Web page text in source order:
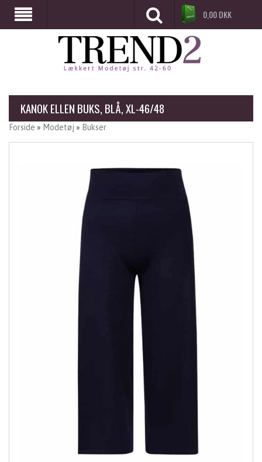
0,00DKK
KANOK ELLEN BUKS, BLÅ, XL-46/48
Forside » Modetøj » Bukser